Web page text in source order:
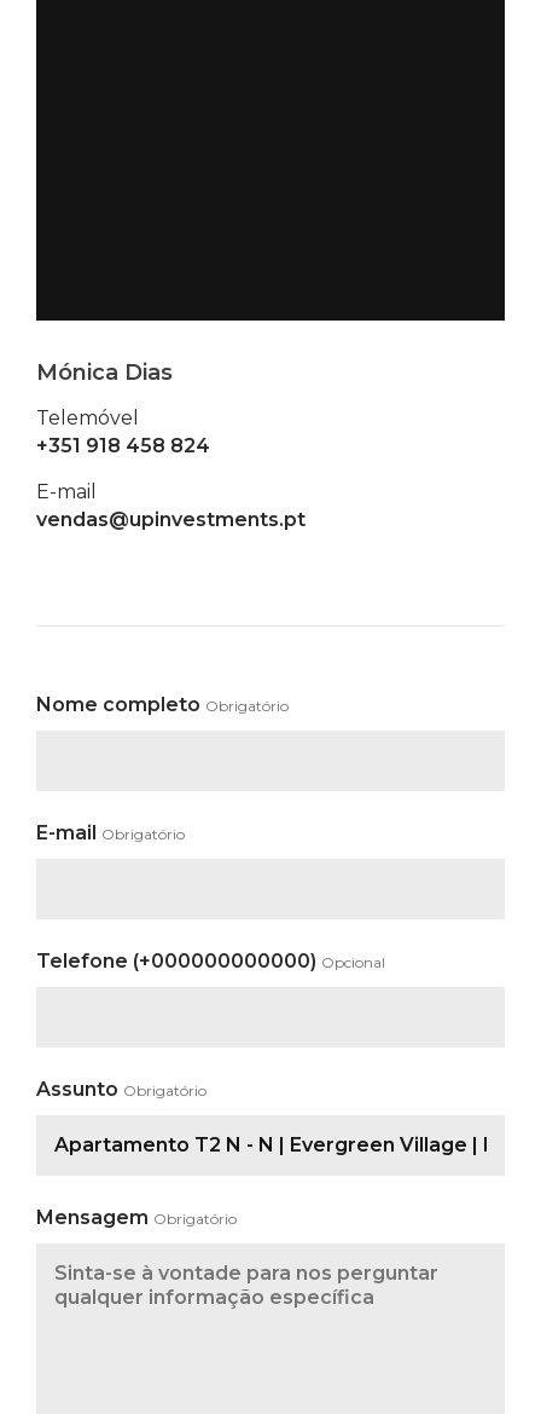
Mónica Dias
Telemóvel
+351 918 458 824
E-mail
vendas@upinvestments.pt
Nome completo Obrigatório
E-mail Obrigatório
Telefone (+000000000000) Opcional
Assunto Obrigatório
Mensagem Obrigatório